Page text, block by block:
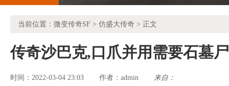
当前位置： 微变传奇SF > 仿盛大传奇 > 正文
传奇沙巴克,口爪并用需要石墓
时间：2022-03-04 23:03 作者： admin 来自：